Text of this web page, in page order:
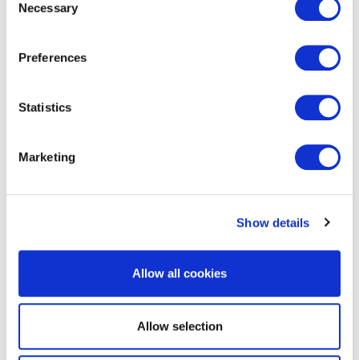
Selection
Necessary
Preferences
Statistics
Marketing
Show details
Allow all cookies
Allow selection
EXIN Information Security Foundation
based on ISO/IEC 27001